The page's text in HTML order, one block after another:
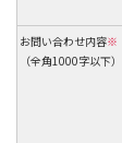
お問い合わせ内容※
（全角1000字以下）